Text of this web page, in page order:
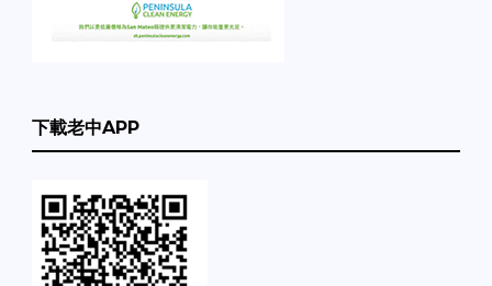
下載老中APP